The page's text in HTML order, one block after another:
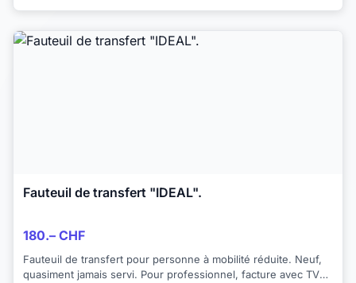
Fauteuil de transfert "IDEAL".
180.– CHF
Fauteuil de transfert pour personne à mobilité réduite. Neuf,
quasiment jamais servi. Pour professionnel, facture avec TVA